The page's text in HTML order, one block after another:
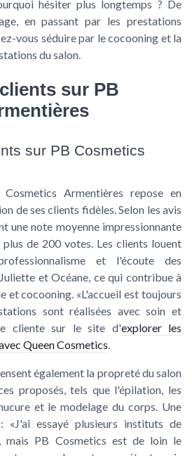
hésiter plus longtemps ? De
en passant par les prestations
vous séduire par le cocooning et la
du salon.
sur PB
sur PB Cosmetics
Armentières repose en
de ses clients fidèles. Selon les avis
une note moyenne impressionnante
de 200 votes. Les clients louent
et l'écoute des
et Océane, ce qui contribue à
et cocooning. «L'accueil est toujours
sont réalisées avec soin et
cliente sur le site d'explorer les
Queen Cosmetics
également la propreté du salon
proposés, tels que l'épilation, les
et le modelage du corps. Une
essayé plusieurs instituts de
mais PB Cosmetics est de loin le